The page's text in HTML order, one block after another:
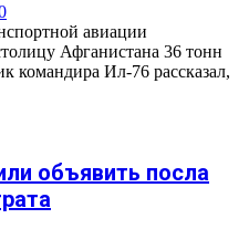
авиации
Афганистана 36 тонн
командира Ил-76 рассказал,
объявить посла